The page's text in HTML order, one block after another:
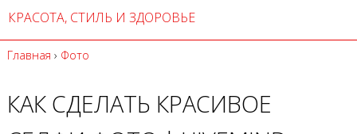
КРАСОТА, СТИЛЬ И ЗДОРОВЬЕ
Главная › Фото
КАК СДЕЛАТЬ КРАСИВОЕ